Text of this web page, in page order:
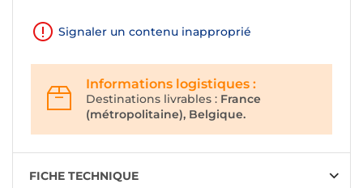
Signaler un contenu inapproprié
Informations logistiques :
Destinations livrables : France
(métropolitaine), Belgique.
FICHE TECHNIQUE